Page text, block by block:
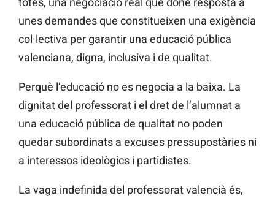
unes demandes que constitueixen una exigència
col·lectiva per garantir una educació pública
valenciana, digna, inclusiva i de qualitat.
Perquè l’educació no es negocia a la baixa. La
dignitat del professorat i el dret de l’alumnat a
una educació pública de qualitat no poden
quedar subordinats a excuses pressupostàries ni
a interessos ideològics i partidistes.
La vaga indefinida del professorat valencià és,